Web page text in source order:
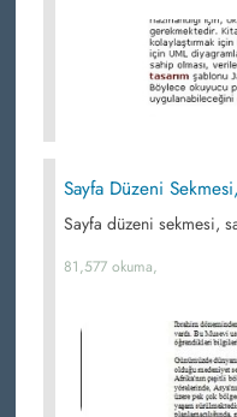
Sayfa Düzeni Sekmesi,
Sayfa düzeni sekmesi,
81,577 okuma,